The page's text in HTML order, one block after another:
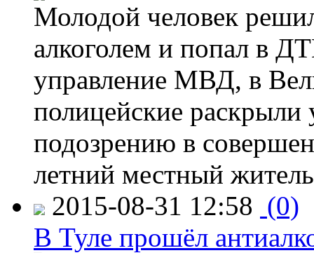
Молодой человек
алкоголем и попал в
управление МВД, в
полицейские
подозрению в
летний местный
2015-08-31 12:58 (0)
В Туле прошёл